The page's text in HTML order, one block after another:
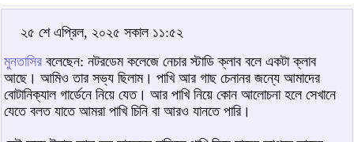
২৫ শে এপ্রিল, ২০২৫ সকাল ১১:৫২
মুনতাসির বলেছেন: নটরডেম কলেজে নেচার স্টাডি ক্লাব বলে একটা ক্লাব
আছে। আমিও তার সভ্য ছিলাম। পাখি আর গাছ চেনানর জন্যে আমাদের
বোটানিক্যাল গার্ডেনে নিয়ে যেত। আর পাখি নিয়ে কোন আলোচনা হলে সেখানে
যেতে বলত যাতে আমরা পাখি চিনি বা আরও যানতে পারি।